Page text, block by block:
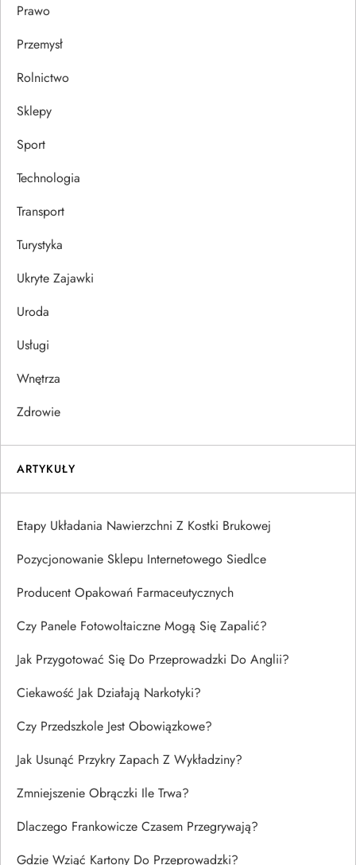
Prawo
Przemysł
Rolnictwo
Sklepy
Sport
Technologia
Transport
Turystyka
Ukryte Zajawki
Uroda
Usługi
Wnętrza
Zdrowie
ARTYKUŁY
Etapy Układania Nawierzchni Z Kostki Brukowej
Pozycjonowanie Sklepu Internetowego Siedlce
Producent Opakowań Farmaceutycznych
Czy Panele Fotowoltaiczne Mogą Się Zapalić?
Jak Przygotować Się Do Przeprowadzki Do Anglii?
Ciekawość Jak Działają Narkotyki?
Czy Przedszkole Jest Obowiązkowe?
Jak Usunąć Przykry Zapach Z Wykładziny?
Zmniejszenie Obrączki Ile Trwa?
Dlaczego Frankowicze Czasem Przegrywają?
Gdzie Wziąć Kartony Do Przeprowadzki?